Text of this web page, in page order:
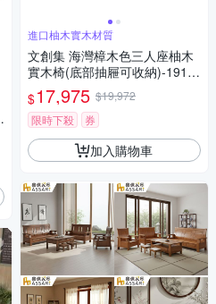
進口柚木實木材質
文創集 海灣樟木色三人座柚木
實木椅(底部抽屜可收納)-191x7
5x97cm免組
$17,975 $19,972
限時下殺
券
加入購物車